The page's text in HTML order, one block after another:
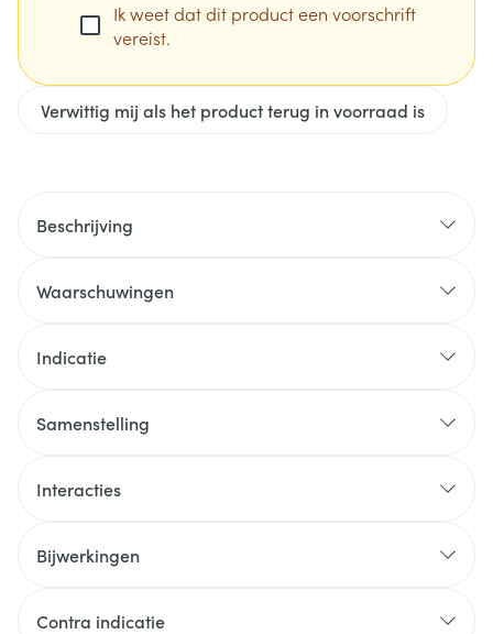
Ik weet dat dit product een voorschrift
vereist.
Verwittig mij als het product terug in voorraad is
Beschrijving
Waarschuwingen
Indicatie
Samenstelling
Interacties
Bijwerkingen
Contra indicatie